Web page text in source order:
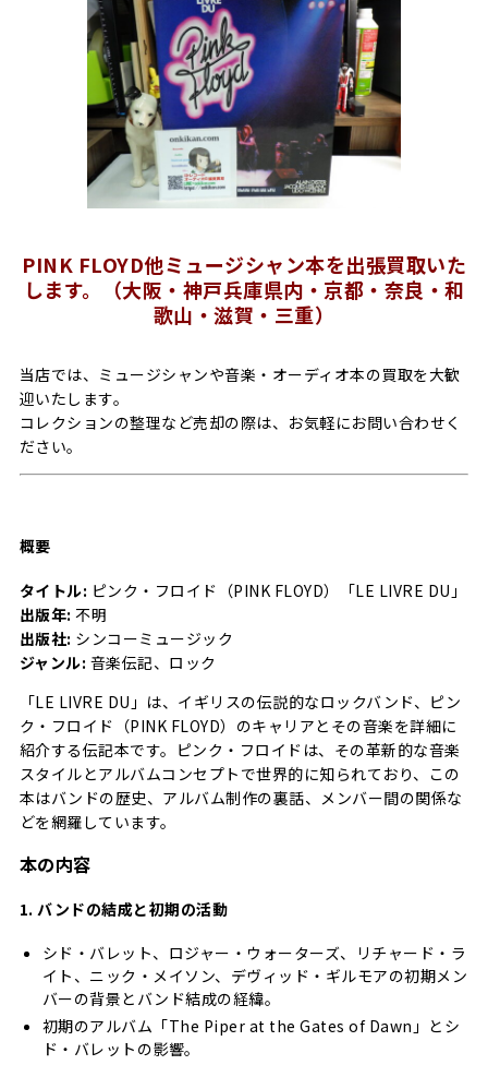
PINK FLOYD他ミュージシャン本を出張買取いた
します。（大阪・神戸兵庫県内・京都・奈良・和
歌山・滋賀・三重）
当店では、ミュージシャンや音楽・オーディオ本の買取を大歓
迎いたします。
コレクションの整理など売却の際は、お気軽にお問い合わせく
ださい。
概要
タイトル: ピンク・フロイド（PINK FLOYD）「LE LIVRE DU」
出版年: 不明
出版社: シンコーミュージック
ジャンル: 音楽伝記、ロック
「LE LIVRE DU」は、イギリスの伝説的なロックバンド、ピン
ク・フロイド（PINK FLOYD）のキャリアとその音楽を詳細に
紹介する伝記本です。ピンク・フロイドは、その革新的な音楽
スタイルとアルバムコンセプトで世界的に知られており、この
本はバンドの歴史、アルバム制作の裏話、メンバー間の関係な
どを網羅しています。
本の内容
1. バンドの結成と初期の活動
シド・バレット、ロジャー・ウォーターズ、リチャード・ラ
イト、ニック・メイソン、デヴィッド・ギルモアの初期メン
バーの背景とバンド結成の経緯。
初期のアルバム「The Piper at the Gates of Dawn」とシ
ド・バレットの影響。